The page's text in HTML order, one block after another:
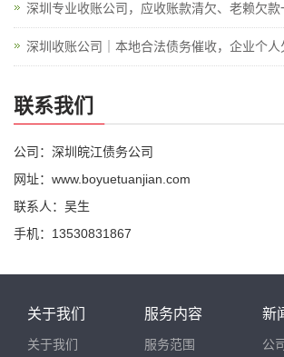
深圳专业收账公司，应收账款清欠、老赖欠款
深圳收账公司｜本地合法债务催收，企业个人
联系我们
公司：深圳皖江债务公司
网址：www.boyuetuanjian.com
联系人：吴生
手机：13530831867
关于我们
关于我们
服务内容
服务范围
新
公